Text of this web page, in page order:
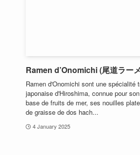
Ramen d’Onomichi (尾道ラー
Ramen d'Onomichi sont une spécialité
japonaise d'Hiroshima, connue pour
base de fruits de mer, ses nouilles
de graisse de dos hach...
4 January 2025